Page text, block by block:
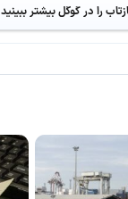
را در گوگل بیشتر ببینید